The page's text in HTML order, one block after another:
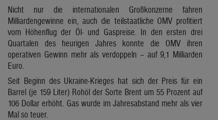
Nicht nur die internationalen Großkonzerne fahren
Milliardengewinne ein, auch die teilstaatliche OMV profitiert
vom Höhenflug der Öl- und Gaspreise. In den ersten drei
Quartalen des heurigen Jahres konnte die OMV ihren
operativen Gewinn mehr als verdoppeln – auf 9,1 Milliarden
Euro.
Seit Beginn des Ukraine-Krieges hat sich der Preis für ein
Barrel (je 159 Liter) Rohöl der Sorte Brent um 55 Prozent auf
106 Dollar erhöht. Gas wurde im Jahresabstand mehr als vier
Mal so teuer.